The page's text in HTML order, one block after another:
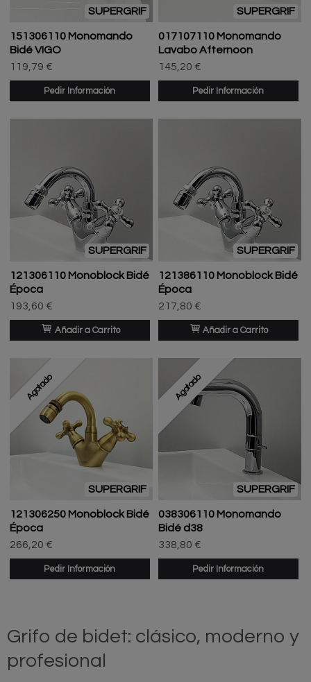
SUPERGRIF
151306110 Monomando
Bidé VIGO
119,79 €
Pedir Información
SUPERGRIF
017107110 Monomando
Lavabo Afternoon
145,20 €
Pedir Información
SUPERGRIF
121306110 Monoblock Bidé
Época
193,60 €
Añadir a Carrito
SUPERGRIF
121386110 Monoblock Bidé
Época
217,80 €
Añadir a Carrito
Agotado
SUPERGRIF
121306250 Monoblock Bidé
Época
266,20 €
Pedir Información
Agotado
SUPERGRIF
038306110 Monomando
Bidé d38
338,80 €
Pedir Información
Grifo de bidet: clásico, moderno y
profesional